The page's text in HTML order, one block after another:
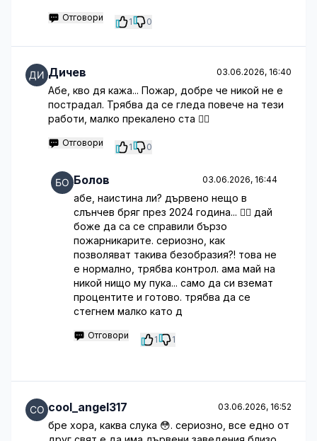
Отговори 1 0
Дичев 03.06.2026, 16:40
Абе, кво дя кажа... Пожар, добре че никой не е
пострадал. Трябва да се гледа повече на тези
работи, малко прекалено ста 🤦‍♂️
Отговори 1 0
Болов 03.06.2026, 16:44
абе, наистина ли? дървено нещо в
слънчев бряг през 2024 година... 🤦‍♂️ дай
боже да са се справили бързо
пожарникарите. сериозно, как
позволяват такива безобразия?! това не
е нормално, трябва контрол. ама май на
никой нищо му пука... само да си вземат
процентите и готово. трябва да се
стегнем малко като д
Отговори 1 1
cool_angel317 03.06.2026, 16:52
бре хора, каква слука 😳. сериозно, все едно от